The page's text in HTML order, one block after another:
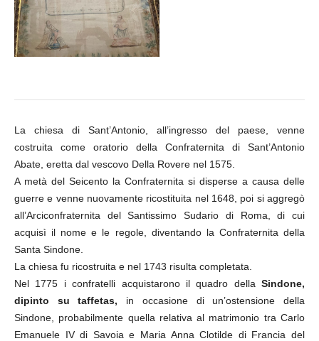
La chiesa di Sant’Antonio, all’ingresso del paese, venne
costruita come oratorio della Confraternita di Sant’Antonio
Abate, eretta dal vescovo Della Rovere nel 1575.
A metà del Seicento la Confraternita si disperse a causa delle
guerre e venne nuovamente ricostituita nel 1648, poi si aggregò
all’Arciconfraternita del Santissimo Sudario di Roma, di cui
acquisì il nome e le regole, diventando la Confraternita della
Santa Sindone.
La chiesa fu ricostruita e nel 1743 risulta completata.
Nel 1775 i confratelli acquistarono il quadro della Sindone,
dipinto su taffetas, in occasione di un’ostensione della
Sindone, probabilmente quella relativa al matrimonio tra Carlo
Emanuele IV di Savoia e Maria Anna Clotilde di Francia del